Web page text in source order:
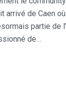
!
arrivé de Caen
partie de
de…